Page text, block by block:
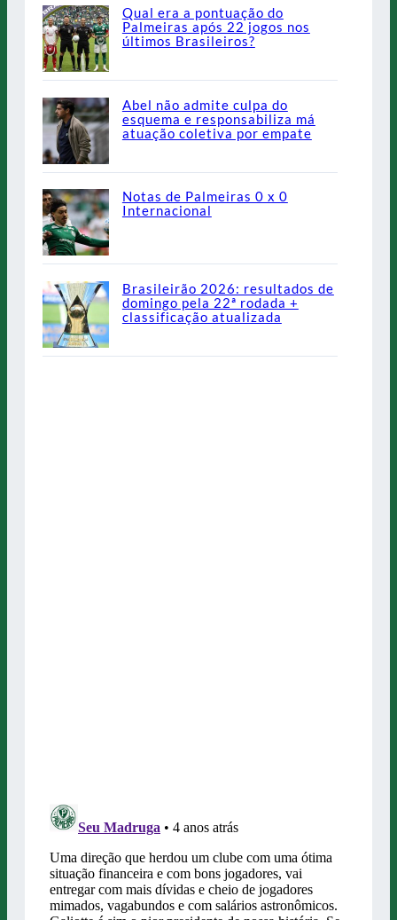
Qual era a pontuação do
Palmeiras após 22 jogos nos
últimos Brasileiros?
Abel não admite culpa do
esquema e responsabiliza má
atuação coletiva por empate
Notas de Palmeiras 0 x 0
Internacional
Brasileirão 2026: resultados de
domingo pela 22ª rodada +
classificação atualizada